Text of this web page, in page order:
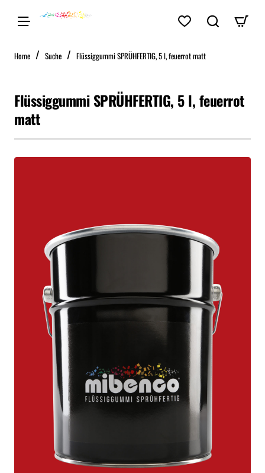
Home home Suche Flüssiggummi SPRÜHFERTIG, 5 l, feuerrot matt
Flüssiggummi SPRÜHFERTIG, 5 l, feuerrot
matt